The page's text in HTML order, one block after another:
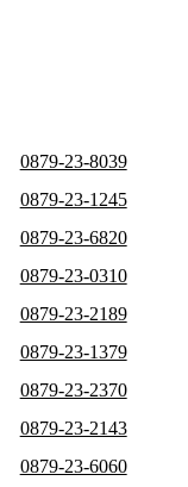
0879-23-8039
0879-23-1245
0879-23-6820
0879-23-0310
0879-23-2189
0879-23-1379
0879-23-2370
0879-23-2143
0879-23-6060